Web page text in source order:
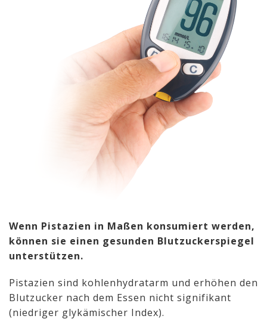
Wenn Pistazien in Maßen konsumiert werden,
können sie einen gesunden Blutzuckerspiegel
unterstützen.
Pistazien sind kohlenhydratarm und erhöhen den
Blutzucker nach dem Essen nicht signifikant
(niedriger glykämischer Index).